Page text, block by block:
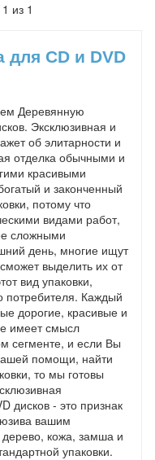
из 1
для CD и DVD
Деревянную
Эксклюзивная и
об элитарности и
отделка обычными и
красивыми
и законченный
потому что
видами работ,
сложными
день, многие ищут
выделить их от
вид упаковки,
потребителя. Каждый
дорогие, красивые и
имеет смысл
сегменте, и если Вы
помощи, найти
то мы готовы
дисков - это признак
вашим
кожа, замша и
упаковки.